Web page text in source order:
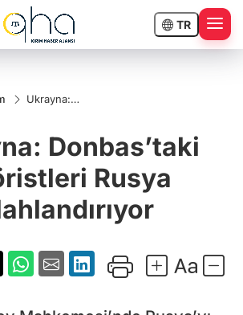
TR
Ukrayna:
Rusya
silahlandırıyor
Donbas’taki
Rusya